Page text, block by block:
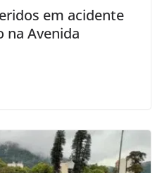
em acidente
na Avenida